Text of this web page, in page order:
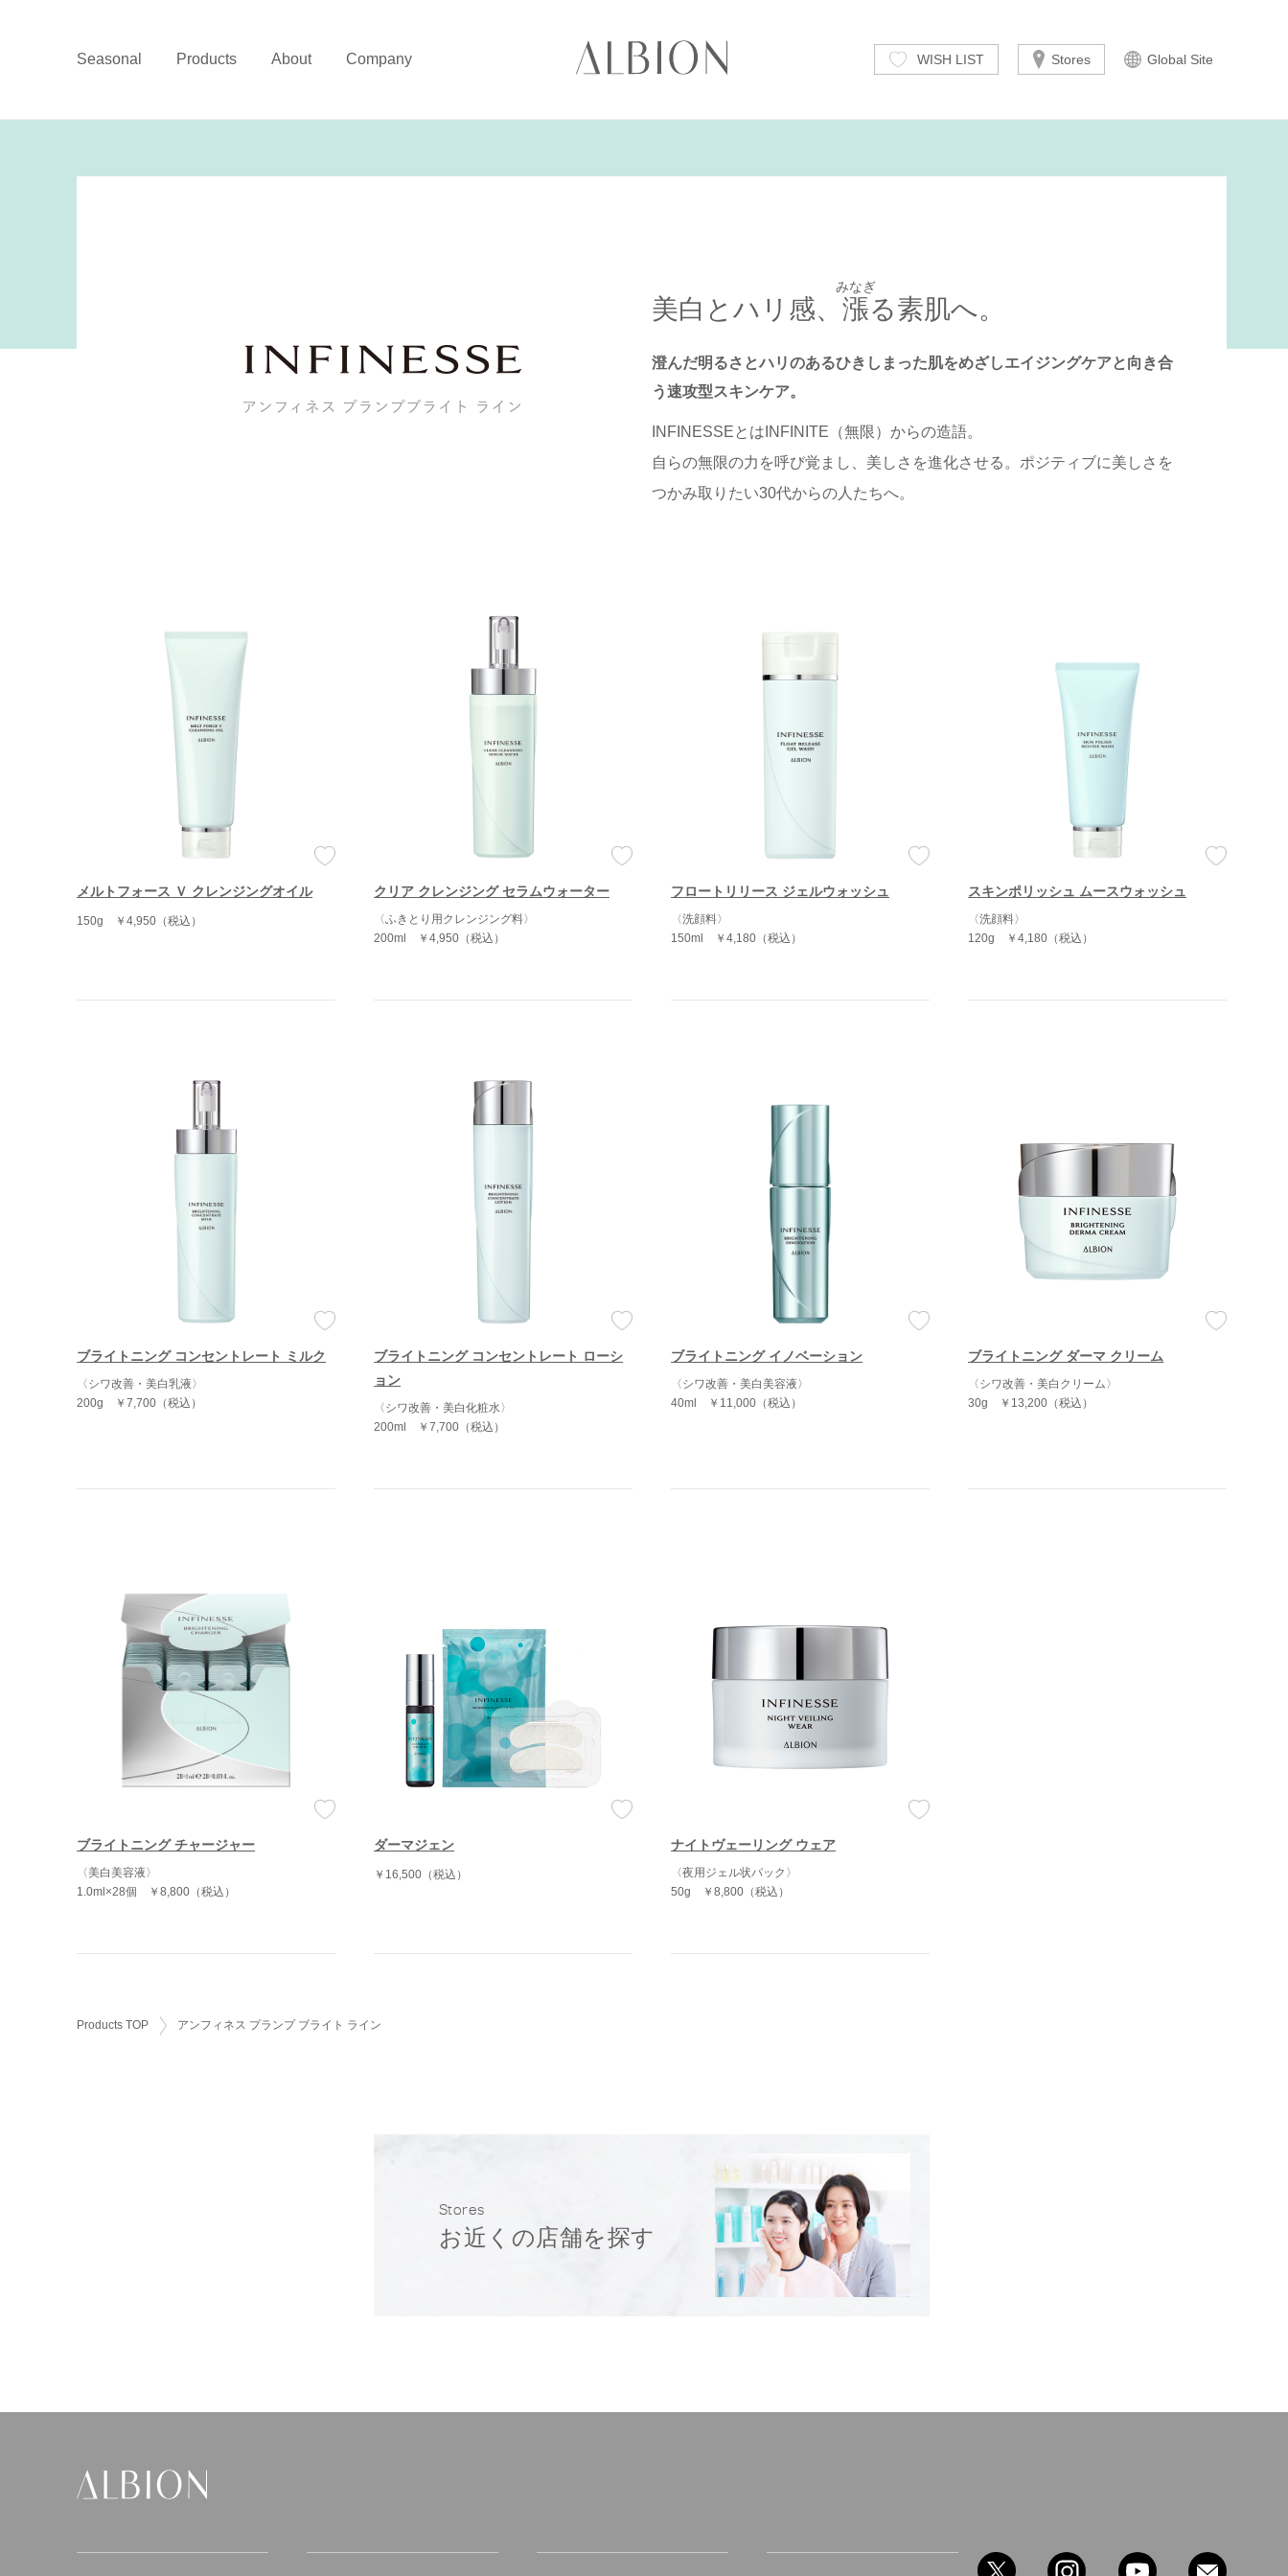
Seasonal Products About Company WISH LIST Stores Global Site
美白とハリ感、漲
みなぎ
る素肌へ。
澄んだ明るさとハリのあるひきしまった肌をめざしエイジングケアと向き合
う速攻型スキンケア。
INFINESSEとはINFINITE（無限）からの造語。
自らの無限の力を呼び覚まし、美しさを進化させる。ポジティブに美しさを
つかみ取りたい30代からの人たちへ。
メルトフォース Ｖ クレンジングオイル
150g ￥4,950（税込）
クリア クレンジング セラムウォーター
〈ふきとり用クレンジング料〉
200ml
￥4,950（税込）
フロートリリース ジェルウォッシュ
〈洗顔料〉
150ml
￥4,180（税込）
スキンポリッシュ ムースウォッシュ
〈洗顔料〉
120g
￥4,180（税込）
ブライトニング コンセントレート ミルク
〈シワ改善・美白乳液〉
200g
￥7,700（税込）
ブライトニング コンセントレート ローシ
ョン
〈シワ改善・美白化粧水〉
200ml
￥7,700（税込）
ブライトニング イノベーション
〈シワ改善・美白美容液〉
40ml
￥11,000（税込）
ブライトニング ダーマ クリーム
〈シワ改善・美白クリーム〉
30g
￥13,200（税込）
ブライトニング チャージャー
〈美白美容液〉
1.0ml×28個
￥8,800（税込）
ダーマジェン
￥16,500（税込）
ナイトヴェーリング ウェア
〈夜用ジェル状パック〉
50g
￥8,800（税込）
Products TOP アンフィネス プランプ ブライト ライン
Stores
お近くの店舗を探す